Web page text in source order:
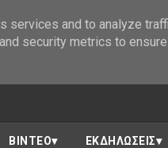
ΒΙΝΤΕΟ ΕΚΔΗΛΩΣΕΙΣ
and to analyze
security metrics to